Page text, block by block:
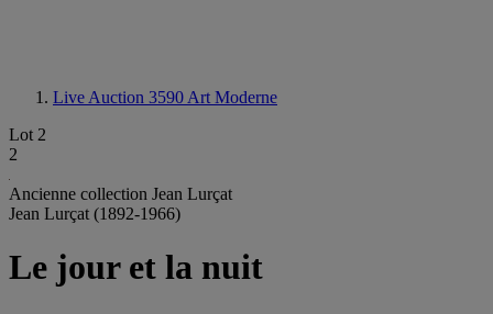
Live Auction 3590 Art Moderne
Lot 2
2
Ancienne collection Jean Lurçat
Jean Lurçat (1892-1966)
Le jour et la nuit